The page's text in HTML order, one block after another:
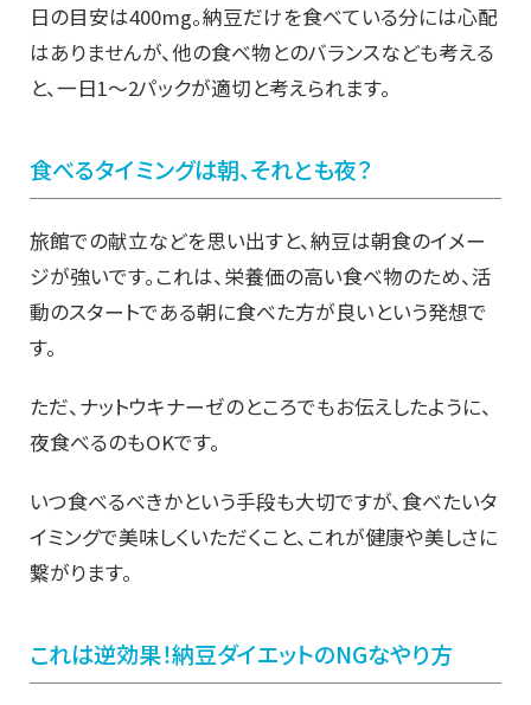
日の目安は400mg。納豆だけを食べている分には心配
はありませんが、他の食べ物とのバランスなども考える
と、一日1～2パックが適切と考えられます。
食べるタイミングは朝、それとも夜？
旅館での献立などを思い出すと、納豆は朝食のイメー
ジが強いです。これは、栄養価の高い食べ物のため、活
動のスタートである朝に食べた方が良いという発想で
す。
ただ、ナットウキナーゼのところでもお伝えしたように、
夜食べるのもOKです。
いつ食べるべきかという手段も大切ですが、食べたいタ
イミングで美味しくいただくこと、これが健康や美しさに
繋がります。
これは逆効果！納豆ダイエットのNGなやり方